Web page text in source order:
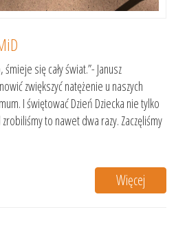
się cały świat.”- Janusz
zwiększyć natężenie u naszych
I świętować Dzień Dziecka nie tylko
to nawet dwa razy. Zaczęliśmy
Więcej